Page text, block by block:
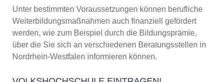
Unter bestimmten Voraussetzungen können berufliche
Weiterbildungsmaßnahmen auch finanziell gefördert
werden, wie zum Beispiel durch die Bildungsprämie,
über die Sie sich an verschiedenen Beratungsstellen in
Nordrhein-Westfalen informieren können.